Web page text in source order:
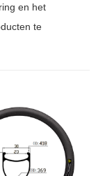
en het
te